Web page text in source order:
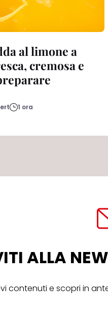
al limone a
cremosa e
1 ora
ALLA
contenuti e scopri in